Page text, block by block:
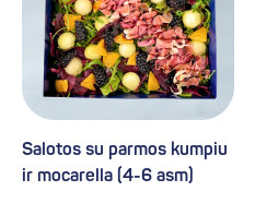
Salotos su parmos kumpiu
ir mocarella (4-6 asm)